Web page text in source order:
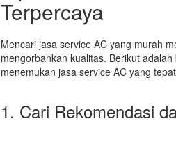
Terpercaya
Mencari jasa service AC yang murah
mengorbankan kualitas. Berikut
menemukan jasa service AC yang
1. Cari Rekomendasi